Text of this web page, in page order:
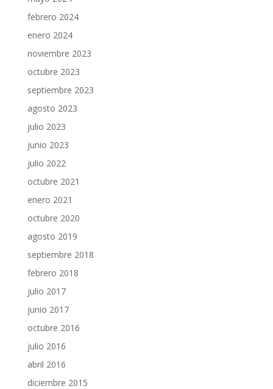
febrero 2024
enero 2024
noviembre 2023
octubre 2023
septiembre 2023
agosto 2023
julio 2023
junio 2023
julio 2022
octubre 2021
enero 2021
octubre 2020
agosto 2019
septiembre 2018
febrero 2018
julio 2017
junio 2017
octubre 2016
julio 2016
abril 2016
diciembre 2015